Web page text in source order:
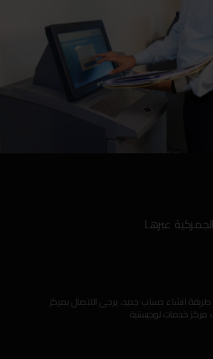
عبرها
انشاء حساب جديد، يرجى الاتصال بمركز